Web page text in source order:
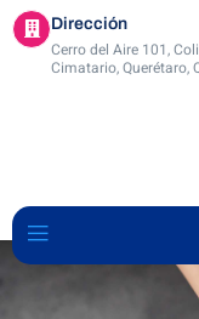
Dirección
Cerro del Aire 101,
Cimatario, Querétaro,